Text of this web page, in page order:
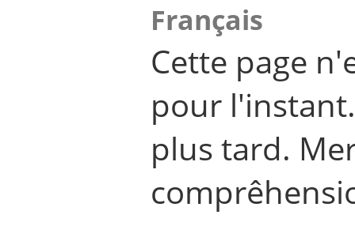
Français
Cette page
pour
plus tard.